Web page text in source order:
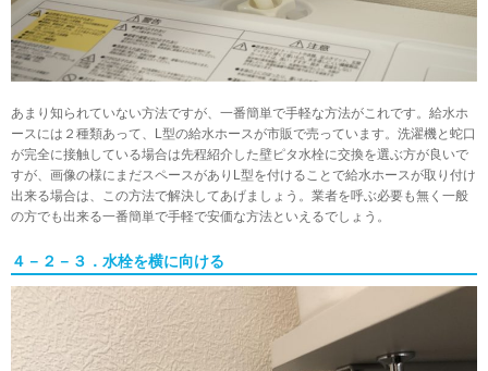
あまり知られていない方法ですが、一番簡単で手軽な方法がこれです。給水ホ
ースには２種類あって、L型の給水ホースが市販で売っています。洗濯機と蛇口
が完全に接触している場合は先程紹介した壁ピタ水栓に交換を選ぶ方が良いで
すが、画像の様にまだスペースがありL型を付けることで給水ホースが取り付け
出来る場合は、この方法で解決してあげましょう。業者を呼ぶ必要も無く一般
の方でも出来る一番簡単で手軽で安価な方法といえるでしょう。
４－２－３．水栓を横に向ける